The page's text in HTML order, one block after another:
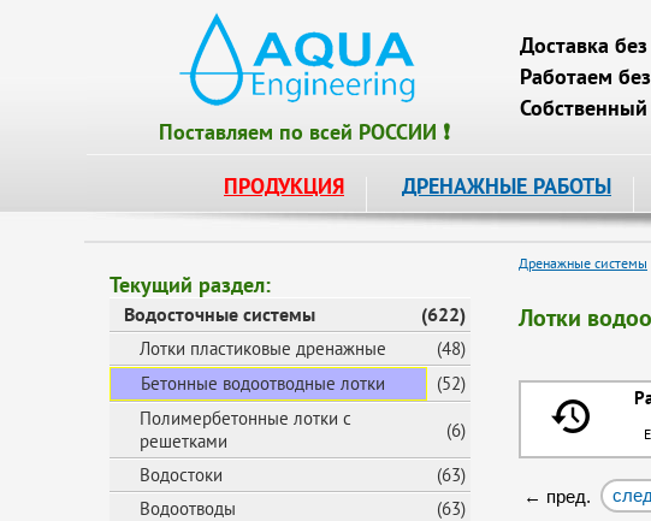
Поставляем по всей РОССИИ ❗
Доставка
Работаем
ПРОДУКЦИЯ ДРЕНАЖНЫЕ РАБОТЫ
Текущий раздел:
Водосточные системы (622)
Лотки пластиковые дренажные
(48)
Бетонные водоотводные лотки
(52)
Полимербетонные лотки с
решетками
(6)
Водостоки
(63)
Водоотводы
(63)
Дренажные системы
Лотки
← пред.